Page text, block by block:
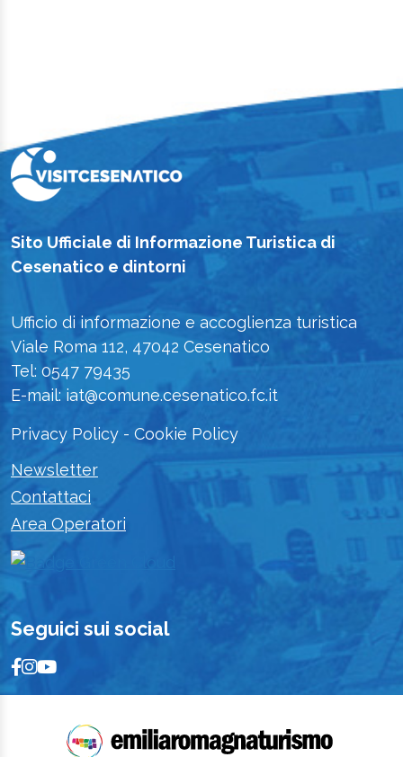
Sito Ufficiale di Informazione Turistica di
Cesenatico e dintorni
Ufficio di informazione e accoglienza turistica
Viale Roma 112, 47042 Cesenatico
Tel: 0547 79435
E-mail: iat@comune.cesenatico.fc.it
Privacy Policy - Cookie Policy
Newsletter
Contattaci
Area Operatori
Seguici sui social